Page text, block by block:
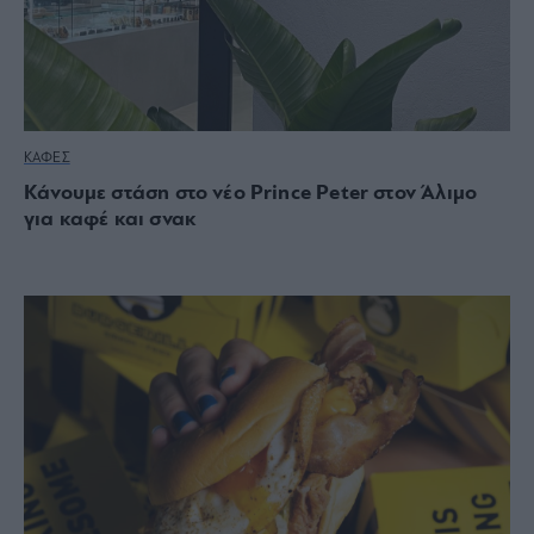
ΚΑΦΕΣ
Κάνουμε στάση στο νέο Prince Peter στον Άλιμο
για καφέ και σνακ